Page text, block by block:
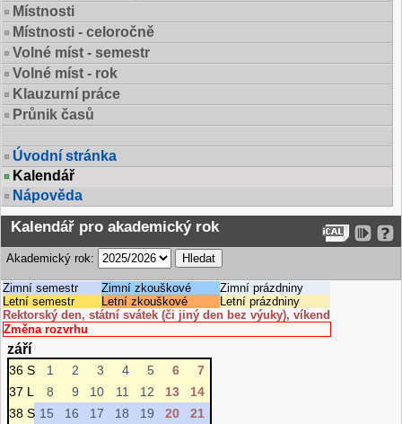
Místnosti
Místnosti - celoročně
Volné míst - semestr
Volné míst - rok
Klauzurní práce
Průnik časů
Úvodní stránka
Kalendář
Nápověda
Kalendář pro akademický rok
Akademický rok:
Zimní semestr Zimní zkouškové
Zimní prázdniny
Letní semestr
Letní zkouškové
Letní prázdniny
Rektorský den, státní svátek (či jiný den bez výuky), víkend
Změna rozvrhu
září
36 S 1 2 3 4 5 6
7
37 L
8 9 10 11 12 13
14
38 S 15 16 17 18 19 20
21